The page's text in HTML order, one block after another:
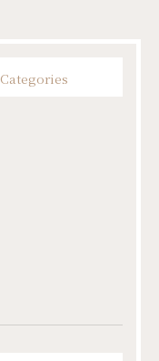
Categories